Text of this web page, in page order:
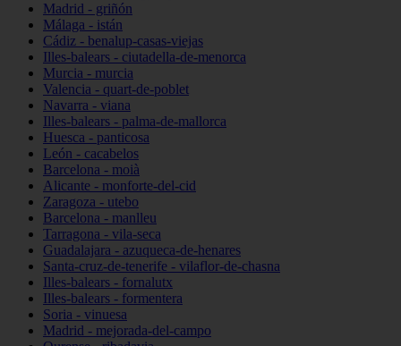
Madrid - griñón
Málaga - istán
Cádiz - benalup-casas-viejas
Illes-balears - ciutadella-de-menorca
Murcia - murcia
Valencia - quart-de-poblet
Navarra - viana
Illes-balears - palma-de-mallorca
Huesca - panticosa
León - cacabelos
Barcelona - moià
Alicante - monforte-del-cid
Zaragoza - utebo
Barcelona - manlleu
Tarragona - vila-seca
Guadalajara - azuqueca-de-henares
Santa-cruz-de-tenerife - vilaflor-de-chasna
Illes-balears - fornalutx
Illes-balears - formentera
Soria - vinuesa
Madrid - mejorada-del-campo